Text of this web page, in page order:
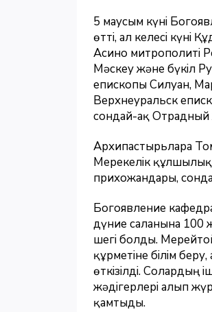
5 маусым күні
өтті, ал келесі күні
Асино митрополиті
Мәскеу және бүкіл
епископы Силуан,
Верхнеуральск
сондай-ақ Отрадный
Архипастырьларға
Мерекелік
прихожандары,
Богоявление
дүние салғанына
шегі болды.
құрметіне білім
өткізілді. Солардың
жәдігерлері алып
қамтыды.